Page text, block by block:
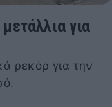
για
ρεκόρ για την